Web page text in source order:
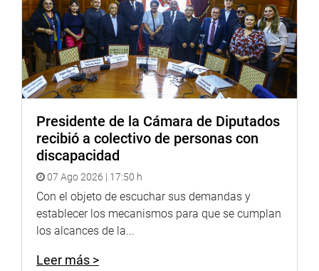
Tania Ramírez anunció que en los siguientes días
convocará a una sesión para presentar el Plan de Trajo
ampliado y el cronograma de actividades de la comisión
especial.
Cabe indicar que el acto de elección fue conducido por el
Segundo Acuña Peralta (NoA).
OFICINA DE COMUNICACIONES
Presidente de la Cámara de Diputados
recibió a colectivo de personas con
discapacidad
07 Ago 2026 | 17:50 h
Con el objeto de escuchar sus demandas y
establecer los mecanismos para que se cumplan
los alcances de la...
Leer más >